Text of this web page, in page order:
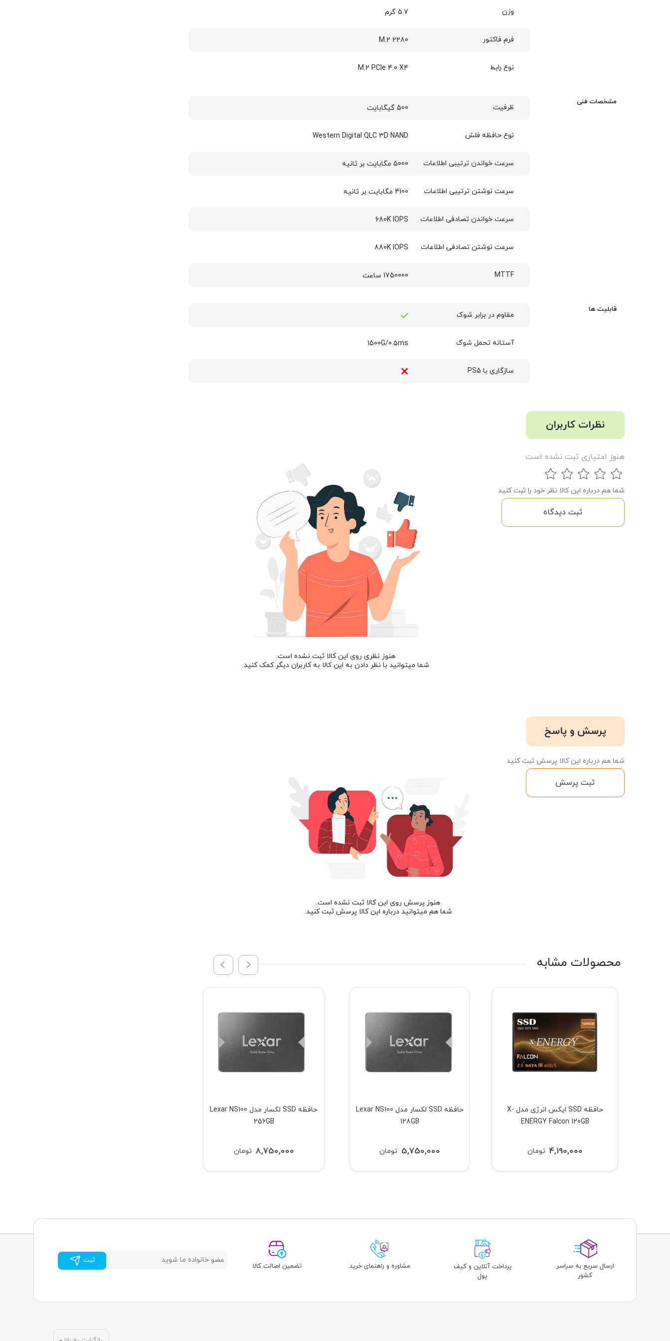
وزن 5.7 گرم
فرم فاکتور M.2 2280
نوع رابط M.2 PCIe 4.0 X4
مشخصات فنی
ظرفیت 500 گیگابایت
نوع حافظه فلش Western Digital QLC 3D NAND
سرعت خواندن ترتیبی اطلاعات 5000 مگابایت بر ثانیه
سرعت نوشتن ترتیبی اطلاعات 4100 مگابایت بر ثانیه
سرعت خواندن تصادفی اطلاعات 680K IOPS
سرعت نوشتن تصادفی اطلاعات 880K IOPS
MTTF 1750000 ساعت
قابلیت ها
مقاوم در برابر شوک
آستانه تحمل شوک 1500G/0.5ms
سازگاری با PS5
نظرات کاربران
هنوز امتیازی ثبت نشده است
شما هم درباره این کالا نظر خود را ثبت کنید
ثبت دیدگاه
هنوز نظری روی این کالا ثبت نشده است.
شما میتوانید با نظر دادن به این کالا به کاربران دیگر کمک کنید.
پرسش و پاسخ
شما هم درباره این کالا پرسش ثبت کنید
ثبت پرسش
هنوز پرسش روی این کالا ثبت نشده است.
شما هم میتوانید درباره این کالا پرسش ثبت کنید.
محصولات مشابه
حافظه SSD لکسار مدل Lexar NS100
256GB
تومان 8,750,000
حافظه SSD لکسار مدل Lexar NS100
128GB
تومان 5,750,000
حافظه SSD ایکس انرژی مدل X-
ENERGY Falcon 120GB
تومان 4,190,000
ارسال سریع به سراسر
کشور
پرداخت آنلاین و کیف
پول
مشاوره و راهنمای خرید تضمین اصالت کالا
ثبت